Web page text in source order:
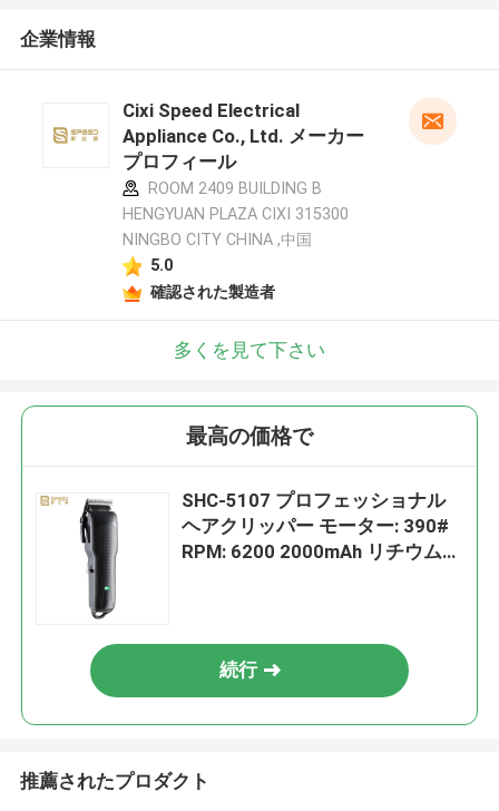
企業情報
Cixi Speed Electrical
Appliance Co., Ltd. メーカー
プロフィール
ROOM 2409 BUILDING B
HENGYUAN PLAZA CIXI 315300
NINGBO CITY CHINA ,中国
5.0
確認された製造者
多くを見て下さい
最高の価格で
SHC-5107 プロフェッショナル
ヘアクリッパー モーター: 390#
RPM: 6200 2000mAh リチウムバ
続行
推薦されたプロダクト